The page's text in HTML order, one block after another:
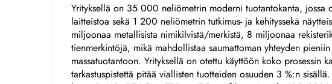
Yrityksellä on 35 000 neliömetrin moderni tuotantokanta, jossa
laitteistoa sekä 1 200 neliömetrin tutkimus- ja kehityssekä
miljoonaa metallisista nimikilvistä/merkistä, 8 miljoonaa
tienmerkintöjä, mikä mahdollistaa saumattoman yhteyden
massatuotantoon. Yrityksellä on otettu käyttöön koko prosessin
tarkastuspistettä pitää viallisten tuotteiden osuuden 3 %:n